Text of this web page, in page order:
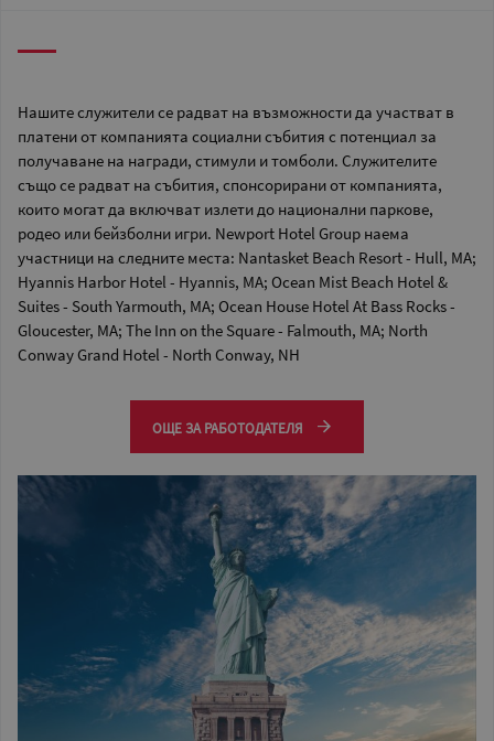
Нашите служители се радват на възможности да участват в
платени от компанията социални събития с потенциал за
получаване на награди, стимули и томболи. Служителите
също се радват на събития, спонсорирани от компанията,
които могат да включват излети до национални паркове,
родео или бейзболни игри. Newport Hotel Group наема
участници на следните места: Nantasket Beach Resort - Hull, MA;
Hyannis Harbor Hotel - Hyannis, MA; Ocean Mist Beach Hotel &
Suites - South Yarmouth, MA; Ocean House Hotel At Bass Rocks -
Gloucester, MA; The Inn on the Square - Falmouth, MA; North
Conway Grand Hotel - North Conway, NH
ОЩЕ ЗА РАБОТОДАТЕЛЯ